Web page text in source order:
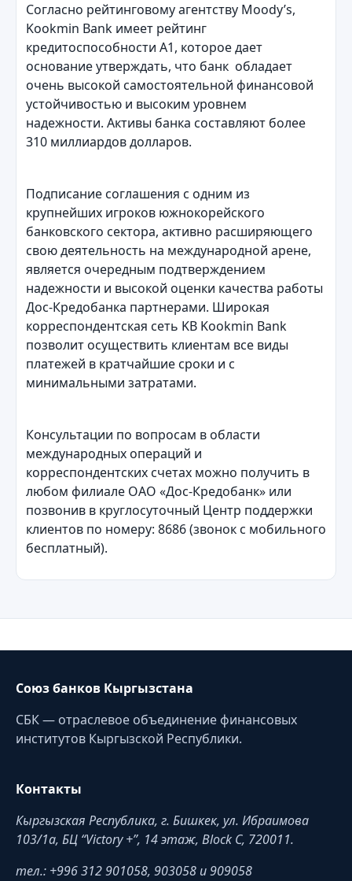
Согласно рейтинговому агентству Moody’s,
Kookmin Bank имеет рейтинг
кредитоспособности A1, которое дает
основание утверждать, что банк обладает
очень высокой самостоятельной финансовой
устойчивостью и высоким уровнем
надежности. Активы банка составляют более
310 миллиардов долларов.
Подписание соглашения с одним из
крупнейших игроков южнокорейского
банковского сектора, активно расширяющего
свою деятельность на международной арене,
является очередным подтверждением
надежности и высокой оценки качества работы
Дос-Кредобанка партнерами. Широкая
корреспондентская сеть KB Kookmin Bank
позволит осуществить клиентам все виды
платежей в кратчайшие сроки и с
минимальными затратами.
Консультации по вопросам в области
международных операций и
корреспондентских счетах можно получить в
любом филиале ОАО «Дос-Кредобанк» или
позвонив в круглосуточный Центр поддержки
клиентов по номеру: 8686 (звонок с мобильного
бесплатный).
Союз банков Кыргызстана
СБК — отраслевое объединение финансовых
институтов Кыргызской Республики.
Контакты
Кыргызская Республика, г. Бишкек, ул. Ибраимова
103/1a, БЦ “Victory +”, 14 этаж, Block C, 720011.
тел.: +996 312 901058, 903058 и 909058